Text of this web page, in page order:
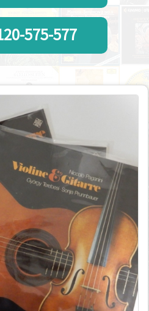
575-577